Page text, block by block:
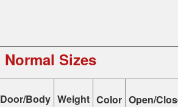
Normal Sizes
Door/Body Weight Color Open/